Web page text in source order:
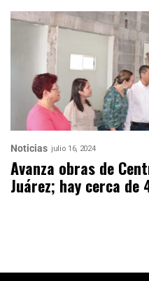
Noticias julio 16, 2024
Avanza obras de
Juárez; hay cerca